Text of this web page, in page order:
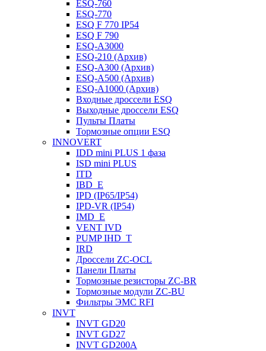
ESQ-760
ESQ-770
ESQ F 770 IP54
ESQ F 790
ESQ-A3000
ESQ-210 (Архив)
ESQ-A300 (Архив)
ESQ-A500 (Архив)
ESQ-A1000 (Архив)
Входные дроссели ESQ
Выходные дроссели ESQ
Пульты Платы
Тормозные опции ESQ
INNOVERT
IDD mini PLUS 1 фаза
ISD mini PLUS
ITD
IBD_E
IPD (IP65/IP54)
IРD-VR (IP54)
IMD_E
VENT IVD
PUMP IHD_T
IRD
Дроссели ZC-OCL
Панели Платы
Тормозные резисторы ZC-BR
Тормозные модули ZC-BU
Фильтры ЭМС RFI
INVT
INVT GD20
INVT GD27
INVT GD200A